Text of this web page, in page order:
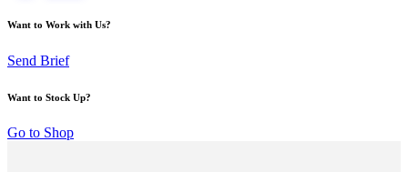
Want to Work with Us?
Send Brief
Want to Stock Up?
Go to Shop